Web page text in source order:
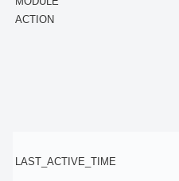
ACTION
LAST_ACTIVE_TIME